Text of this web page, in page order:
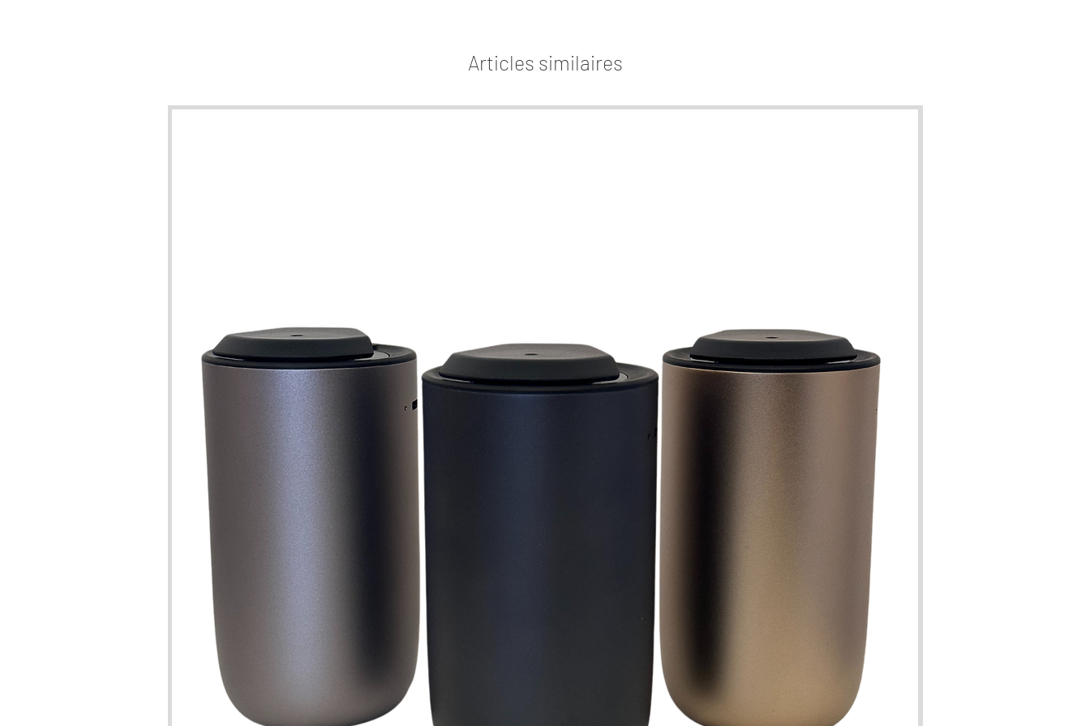
deux appareils. Si vous aimez changer de
parfum: privilégiez la XS-300. Si au
contraire, vous connaissez votre parfum
favori: la S-250 est plus avantageuse sur le
long terme!
Nos recharges conviennent également à la
plupart des brûle-parfum, diffuseurs à
nébulisation, à ultra-son ou
humidificateurs. Nous vous conseillons
cependant de vous renseigner auprès du
constructeur de l'appareil au préalable et
déclinons toute responsabilité pour un
éventuel endommagement d'un appareil qui
n'appartient pas à notre gamme.
Articles similaires